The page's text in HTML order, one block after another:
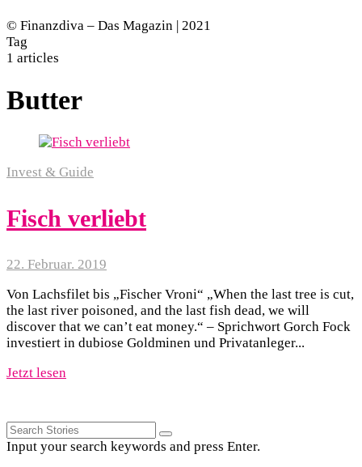
© Finanzdiva – Das Magazin | 2021
Tag
1 articles
Butter
Invest & Guide
Fisch verliebt
22. Februar. 2019
Von Lachsfilet bis „Fischer Vroni“ „When the last tree is cut,
the last river poisoned, and the last fish dead, we will
discover that we can’t eat money.“ – Sprichwort Gorch Fock
investiert in dubiose Goldminen und Privatanleger...
Jetzt lesen
Input your search keywords and press Enter.